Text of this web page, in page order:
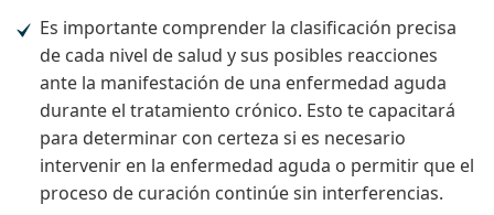
Es importante comprender la clasificación precisa
de cada nivel de salud y sus posibles reacciones
ante la manifestación de una enfermedad aguda
durante el tratamiento crónico. Esto te capacitará
para determinar con certeza si es necesario
intervenir en la enfermedad aguda o permitir que el
proceso de curación continúe sin interferencias.